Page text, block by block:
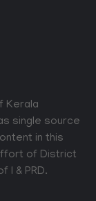
Kerala
single source
in this
of District
I & PRD.